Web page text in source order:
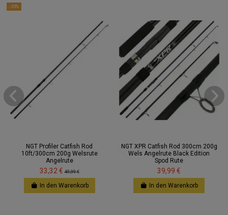
-33%
NGT Profiler Catfish Rod
10ft/300cm 200g Welsrute
Angelrute
33,32 €49,99 €
In den Warenkorb
NGT XPR Catfish Rod 300cm 200g
Wels Angelrute Black Edition
Spod Rute
39,99 €
In den Warenkorb